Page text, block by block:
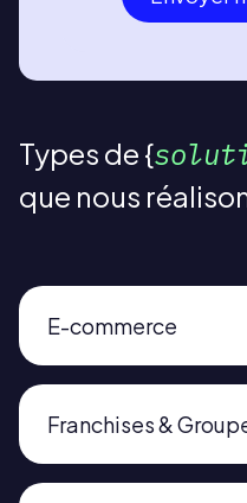
Types de
que nous
E-commerce
Franchises &